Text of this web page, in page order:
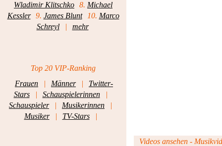
Wladimir Klitschko 8. Michael
Kessler
9. James Blunt 10. Marco
Schreyl
| mehr
Top 20 VIP-Ranking
Frauen
| Männer |
Twitter-
Stars
| Schauspielerinnen
|
Schauspieler
| Musikerinnen
|
Musiker
| TV-Stars |
Videos ansehen -